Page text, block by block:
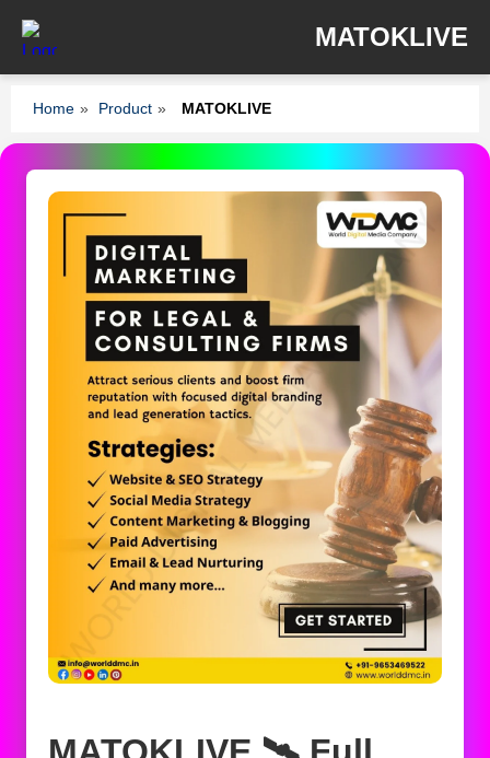
MATOKLIVE
Home » Product » MATOKLIVE